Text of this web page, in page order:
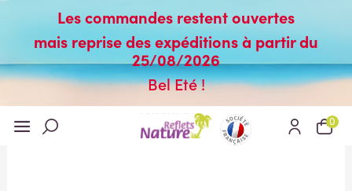
Les commandes restent ouvertes
mais reprise des expéditions à partir du
25/08/2026
Bel Eté !
0